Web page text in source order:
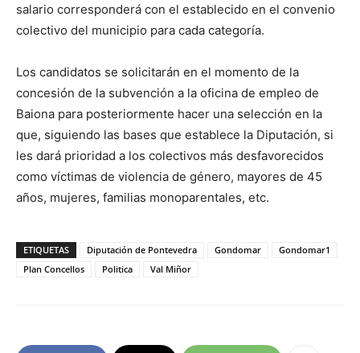
salario corresponderá con el establecido en el convenio
colectivo del municipio para cada categoría.
Los candidatos se solicitarán en el momento de la
concesión de la subvención a la oficina de empleo de
Baiona para posteriormente hacer una selección en la
que, siguiendo las bases que establece la Diputación, si
les dará prioridad a los colectivos más desfavorecidos
como víctimas de violencia de género, mayores de 45
años, mujeres, familias monoparentales, etc.
ETIQUETAS Diputación de Pontevedra Gondomar
Gondomar1
Plan Concellos
Politica Val Miñor